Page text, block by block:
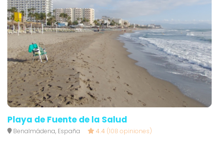
Playa de Fuente de la Salud
Benalmádena, España 4.4 (108 opiniones)